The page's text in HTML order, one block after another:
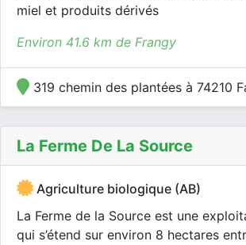
miel et produits dérivés
Environ 41.6 km de Frangy
319 chemin des plantées à 74210
La Ferme De La Source
Agriculture biologique (AB)
La Ferme de la Source est une
qui s’étend sur environ 8 hectares